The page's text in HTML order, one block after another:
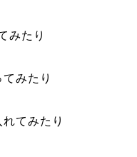
みたり
みたり
てみたり